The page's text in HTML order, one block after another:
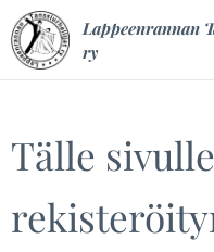
Lappeenrannan
ry
Tälle